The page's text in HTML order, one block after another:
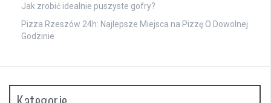
Jak zrobić idealnie puszyste gofry?
Pizza Rzeszów 24h: Najlepsze Miejsca na Pizzę O Dowolnej
Godzinie